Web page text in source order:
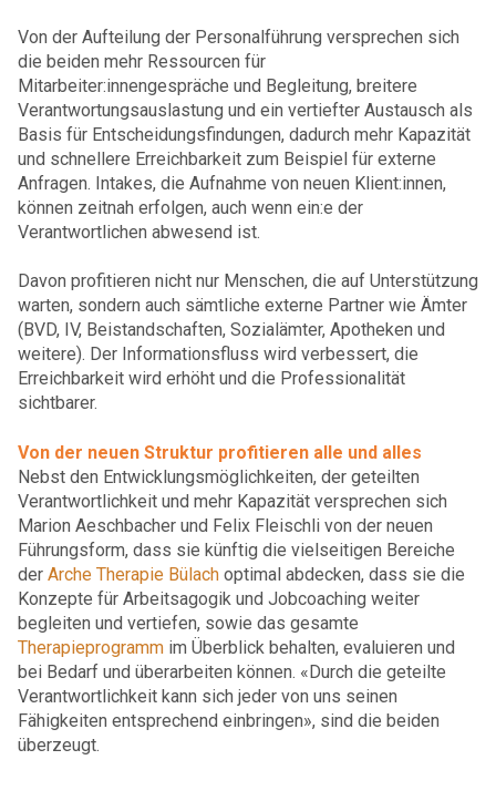
Von der Aufteilung der Personalführung versprechen sich
die beiden mehr Ressourcen für
Mitarbeiter:innengespräche und Begleitung, breitere
Verantwortungsauslastung und ein vertiefter Austausch als
Basis für Entscheidungsfindungen, dadurch mehr Kapazität
und schnellere Erreichbarkeit zum Beispiel für externe
Anfragen. Intakes, die Aufnahme von neuen Klient:innen,
können zeitnah erfolgen, auch wenn ein:e der
Verantwortlichen abwesend ist.
Davon profitieren nicht nur Menschen, die auf Unterstützung
warten, sondern auch sämtliche externe Partner wie Ämter
(BVD, IV, Beistandschaften, Sozialämter, Apotheken und
weitere). Der Informationsfluss wird verbessert, die
Erreichbarkeit wird erhöht und die Professionalität
sichtbarer.
Von der neuen Struktur profitieren alle und alles
Nebst den Entwicklungsmöglichkeiten, der geteilten
Verantwortlichkeit und mehr Kapazität versprechen sich
Marion Aeschbacher und Felix Fleischli von der neuen
Führungsform, dass sie künftig die vielseitigen Bereiche
der Arche Therapie Bülach optimal abdecken, dass sie die
Konzepte für Arbeitsagogik und Jobcoaching weiter
begleiten und vertiefen, sowie das gesamte
Therapieprogramm im Überblick behalten, evaluieren und
bei Bedarf und überarbeiten können. «Durch die geteilte
Verantwortlichkeit kann sich jeder von uns seinen
Fähigkeiten entsprechend einbringen», sind die beiden
überzeugt.